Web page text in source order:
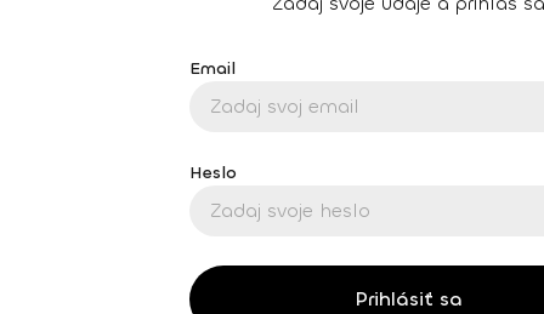
Email
Heslo
Prihlásiť sa